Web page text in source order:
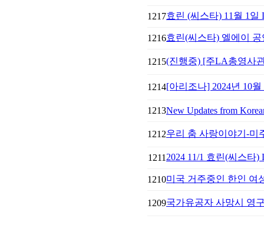
1217효린 (씨스타) 11월 1일
1216효린(씨스타) 엘에이
1215(진행중) [주LA총영사
1214[아리조나] ​2024년 10
1213New Updates from
1212우리 춤 사랑이야기-미
1211 2024 11/1 효린(씨스타)
1210미국 거주중인 한인 여
1209국가유공자 사망시 영